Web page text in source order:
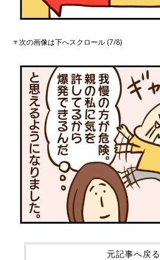
▼次の画像は下へスクロール (7/8)
元記事へ戻る